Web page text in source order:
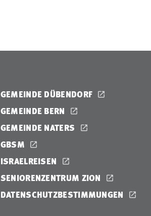
GEMEINDE DÜBENDORF
GEMEINDE BERN
GEMEINDE NATERS
GBSM
ISRAELREISEN
SENIORENZENTRUM ZION
DATENSCHUTZBESTIMMUNGEN